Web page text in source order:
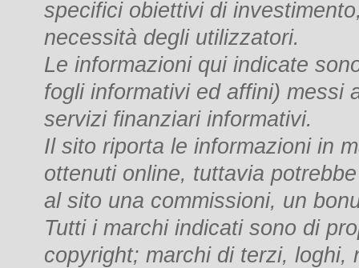
specifici obiettivi di
necessità degli utilizzatori.
Le informazioni qui indicate
fogli informativi ed affini) messi
servizi finanziari informativi.
Il sito riporta le informazioni in
ottenuti online, tuttavia
al sito una commissioni, un
Tutti i marchi indicati sono di
copyright; marchi di terzi, loghi,